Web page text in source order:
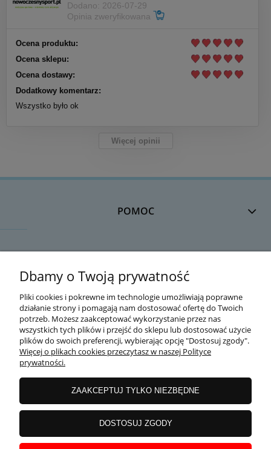
Dodano: 2026-07-29
Opinia zweryfikowana
Ocena produktu:
Ocena sklepu:
Ocena dostawy:
Dodatkowy komentarz:
Wszystko było ok
Więcej opinii
POMOC
MOJE KONTO
O FIRMIE
Dbamy o Twoją prywatność
Pliki cookies i pokrewne im technologie umożliwiają poprawne
działanie strony i pomagają nam dostosować ofertę do Twoich
potrzeb. Możesz zaakceptować wykorzystanie przez nas
wszystkich tych plików i przejść do sklepu lub dostosować użycie
plików do swoich preferencji, wybierając opcję "Dostosuj zgody".
Więcej o plikach cookies przeczytasz w naszej Polityce
prywatności.
ZAAKCEPTUJ TYLKO NIEZBĘDNE
DOSTOSUJ ZGODY